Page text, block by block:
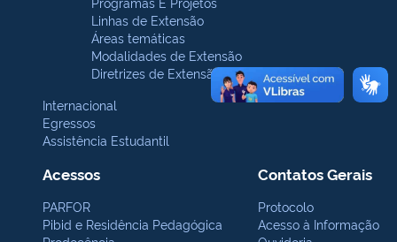
Linhas de Extensão
Áreas temáticas
Modalidades de Extensão
Diretrizes de Extensão
Internacional
Egressos
Assistência Estudantil
Acessos
PARFOR
Pibid e Residência Pedagógica
Contatos Gerais
Protocolo
Acesso à Informação